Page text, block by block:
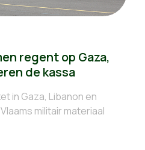
regent op Gaza,
de kassa
in Gaza, Libanon en
militair materiaal